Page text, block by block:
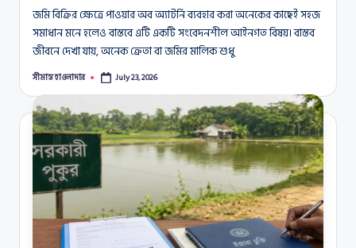
জমি বিক্রির ক্ষেত্রে পাওয়ার অব অ্যাটর্নি ব্যবহার করা অনেকের কাছেই সহজ
সমাধান মনে হলেও বাস্তবে এটি একটি সংবেদনশীল আইনগত বিষয়। বাস্তব
জীবনে দেখা যায়, অনেক ক্রেতা বা জমির মালিক শুধু
Posted
সীমান্ত হাওলাদার July 23, 2026